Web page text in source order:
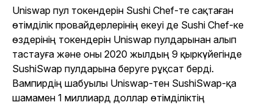
Uniswap пул токендерін Sushi Chef-те сақтаған
өтімділік провайдерлерінің екеуі де Sushi Chef-ке
өздерінің токендерін Uniswap пулдарынан алып
тастауға және оны 2020 жылдың 9 қыркүйегінде
SushiSwap пулдарына беруге рұқсат берді.
Вампирдің шабуылы Uniswap-тен SushiSwap-қа
шамамен 1 миллиард доллар өтімділіктің